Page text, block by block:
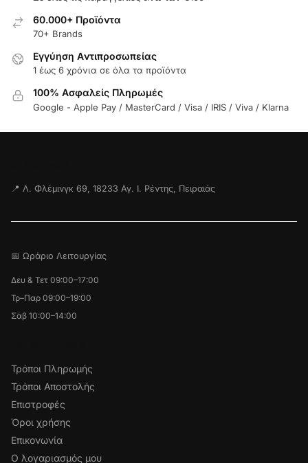
60.000+ Προϊόντα
70+ Brands
Εγγύηση Aντιπροσωπείας
1 έως 6 χρόνια σε όλα τα προϊόντα
100% Ασφαλείς Πληρωμές
Google - Apple Pay / MasterCard / Visa / IRIS / Viva / Klarna
📍 Λ. Φλέμινγκ 69, 18233 Αγ. Ι. Ρέντης, Πειραιάς
📅 Ωράριο Λειτουργίας
Δευ & Τετ 09:00–17:00
Τρ–Παρ 09:00–19:00
Σάβ 10:00–14:00
Τρόποι Πληρωμής
Τρόποι Αποστολής
Επιστροφές
Όροι χρήσης
Επικονωνία
Ο λογαριασμός μου